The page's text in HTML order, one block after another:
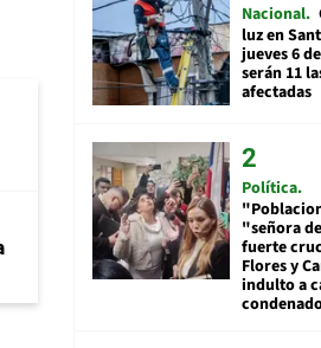
Nacional
luz en
jueves 6
serán 11
afectadas
Política
"señora
fuerte
Flores y
indulto a